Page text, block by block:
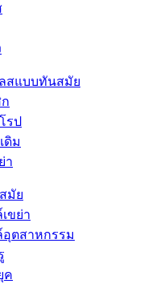
สแบบทันสมัย
รป
ดิม
า
มัย
ขย่า
อุตสาหกรรม
ค